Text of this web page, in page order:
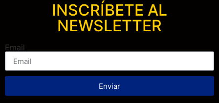
INSCRÍBETE AL
NEWSLETTER
Email
Enviar